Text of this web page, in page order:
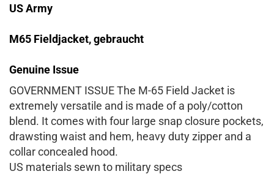
US Army
M65 Fieldjacket, gebraucht
Genuine Issue
GOVERNMENT ISSUE The M-65 Field Jacket is
extremely versatile and is made of a poly/cotton
blend. It comes with four large snap closure pockets,
drawsting waist and hem, heavy duty zipper and a
collar concealed hood.
US materials sewn to military specs